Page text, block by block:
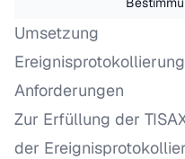
Umsetzung
Anforderungen
Zur Erfüllung der
der